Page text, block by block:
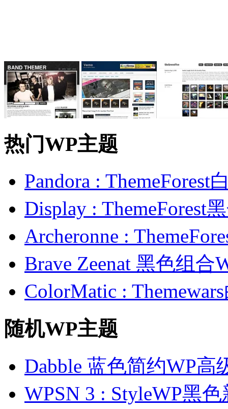
热门WP主题
Pandora : ThemeForest
Display : ThemeForest
Archeronne :
Brave Zeenat 黑色组合
ColorMatic :
随机WP主题
Dabble 蓝色简约WP高
WPSN 3 : StyleWP黑